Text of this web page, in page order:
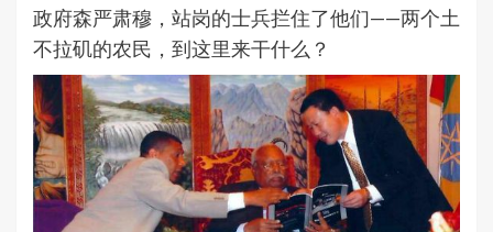
政府森严肃穆，站岗的士兵拦住了他们——两个土
不拉矶的农民，到这里来干什么？